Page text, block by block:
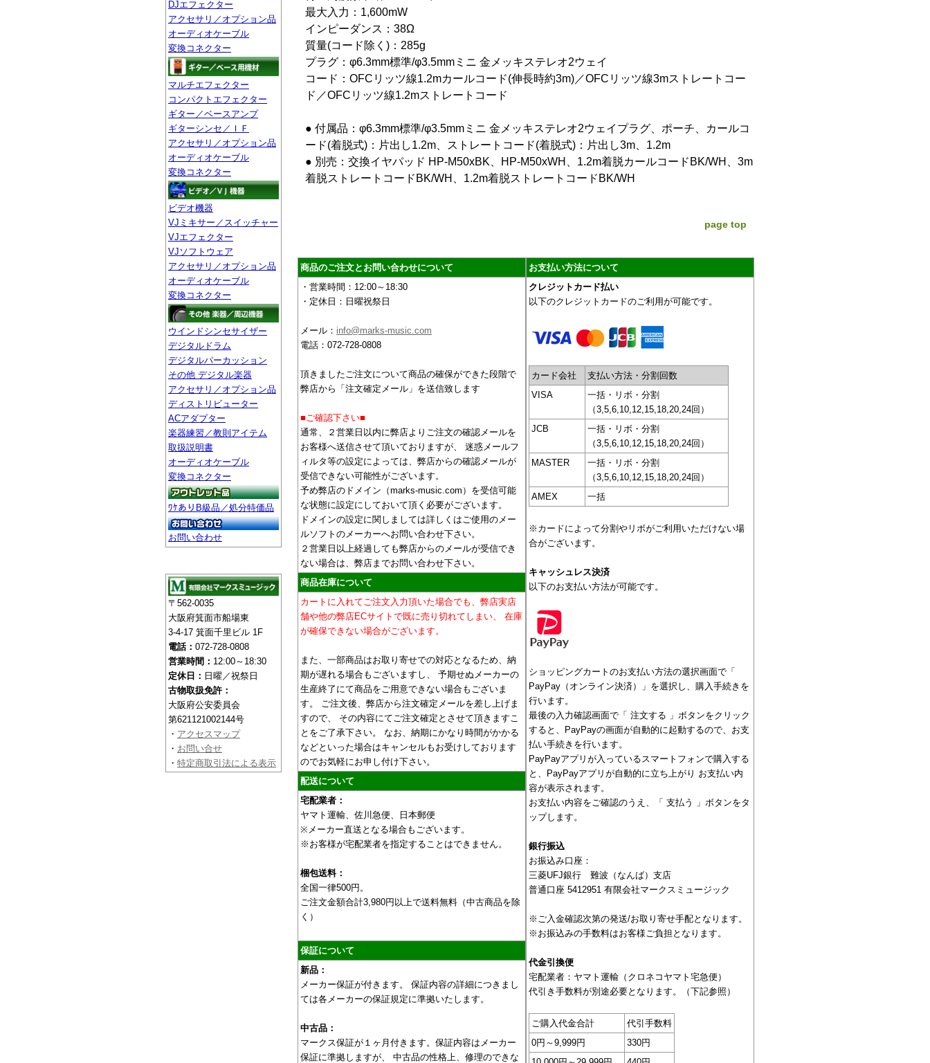
DJエフェクター
アクセサリ／オプション品
オーディオケーブル
変換コネクター
マルチエフェクター
コンパクトエフェクター
ギター／ベースアンプ
ギターシンセ／ＩＦ
アクセサリ／オプション品
オーディオケーブル
変換コネクター
ビデオ機器
VJミキサー／スイッチャー
VJエフェクター
VJソフトウェア
アクセサリ／オプション品
オーディオケーブル
変換コネクター
ウインドシンセサイザー
デジタルドラム
デジタルパーカッション
その他 デジタル楽器
アクセサリ／オプション品
ディストリビューター
ACアダプター
楽器練習／教則アイテム
取扱説明書
オーディオケーブル
変換コネクター
ﾜｹありB級品／処分特価品
お問い合わせ
〒562-0035
大阪府箕面市船場東
3-4-17 箕面千里ビル 1F
電話： 072-728-0808
営業時間： 12:00～18:30
定休日： 日曜／祝祭日
古物取扱免許：
大阪府公安委員会
第621121002144号
・ アクセスマップ
・ お問い合せ
・ 特定商取引法による表示
最大入力：1,600mW
インピーダンス：38Ω
質量(コード除く)：285g
プラグ：φ6.3mm標準/φ3.5mmミニ 金メッキステレオ2ウェイ
コード：OFCリッツ線1.2mカールコード(伸長時約3m)／OFCリッツ線3mストレートコー
ド／OFCリッツ線1.2mストレートコード
● 付属品：φ6.3mm標準/φ3.5mmミニ 金メッキステレオ2ウェイプラグ、ポーチ、カールコ
ード(着脱式)：片出し1.2m、ストレートコード(着脱式)：片出し3m、1.2m
● 別売：交換イヤパッド HP-M50xBK、HP-M50xWH、1.2m着脱カールコードBK/WH、3m
着脱ストレートコードBK/WH、1.2m着脱ストレートコードBK/WH
page top
商品のご注文とお問い合わせについて
・営業時間：12:00～18:30
・定休日：日曜祝祭日
メール： info@marks-music.com
電話：072-728-0808
頂きましたご注文について商品の確保ができた段階で
弊店から「注文確定メール」を送信致します
■ご確認下さい■
通常、２営業日以内に弊店よりご注文の確認メールを
お客様へ送信させて頂いておりますが、 迷惑メールフ
ィルタ等の設定によっては、弊店からの確認メールが
受信できない可能性がございます。
予め弊店のドメイン（marks-music.com）を受信可能
な状態に設定にしておいて頂く必要がございます。
ドメインの設定に関しましては詳しくはご使用のメー
ルソフトのメーカーへお問い合わせ下さい。
２営業日以上経過しても弊店からのメールが受信でき
ない場合は、弊店までお問い合わせ下さい。
商品在庫について
カートに入れてご注文入力頂いた場合でも、弊店実店
舗や他の弊店ECサイトで既に売り切れてしまい、 在庫
が確保できない場合がございます。
また、一部商品はお取り寄せでの対応となるため、納
期が遅れる場合もございますし、 予期せぬメーカーの
生産終了にて商品をご用意できない場合もございま
す。 ご注文後、弊店から注文確定メールを差し上げま
すので、 その内容にてご注文確定とさせて頂きますこ
とをご了承下さい。 なお、納期にかなり時間がかかる
などといった場合はキャンセルもお受けしております
のでお気軽にお申し付け下さい。
配送について
宅配業者：
ヤマト運輸、佐川急便、日本郵便
※メーカー直送となる場合もございます。
※お客様が宅配業者を指定することはできません。
梱包送料：
全国一律500円。
ご注文金額合計3,980円以上で送料無料（中古商品を除
く）
保証について
新品：
メーカー保証が付きます。 保証内容の詳細につきまし
ては各メーカーの保証規定に準拠いたします。
中古品：
マークス保証が１ヶ月付きます。保証内容はメーカー
保証に準拠しますが、 中古品の性格上、修理のできな
お支払い方法について
クレジットカード払い
以下のクレジットカードのご利用が可能です。
カード会社
支払い方法・分割回数
VISA
一括・リボ・分割
（3,5,6,10,12,15,18,20,24回）
JCB
一括・リボ・分割
（3,5,6,10,12,15,18,20,24回）
MASTER
一括・リボ・分割
（3,5,6,10,12,15,18,20,24回）
AMEX
一括
※カードによって分割やリボがご利用いただけない場
合がございます。
キャッシュレス決済
以下のお支払い方法が可能です。
ショッピングカートのお支払い方法の選択画面で「
PayPay（オンライン決済）」を選択し、購入手続きを
行います。
最後の入力確認画面で「 注文する 」ボタンをクリック
すると、PayPayの画面が自動的に起動するので、お支
払い手続きを行います。
PayPayアプリが入っているスマートフォンで購入する
と、PayPayアプリが自動的に立ち上がり お支払い内
容が表示されます。
お支払い内容をご確認のうえ、「 支払う 」ボタンをタ
ップします。
銀行振込
お振込み口座：
三菱UFJ銀行 難波（なんば）支店
普通口座 5412951 有限会社マークスミュージック
※ご入金確認次第の発送/お取り寄せ手配となります。
※お振込みの手数料はお客様ご負担となります。
代金引換便
宅配業者：ヤマト運輸（クロネコヤマト宅急便）
代引き手数料が別途必要となります。（下記参照）
ご購入代金合計
代引手数料
0円～9,999円
330円